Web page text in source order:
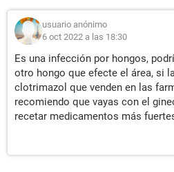
usuario anónimo
6 oct 2022 a las 18:30
Es una infección por hongos,
otro hongo que efecte el área, si
clotrimazol que venden en las
recomiendo que vayas con el
recetar medicamentos más